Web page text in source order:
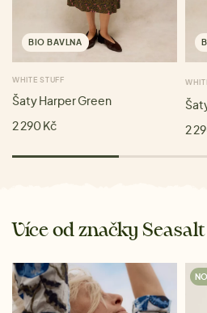
BIO BAVLNA
WHITE STUFF
Šaty Harper Green
2 290 Kč
2
Více od značky